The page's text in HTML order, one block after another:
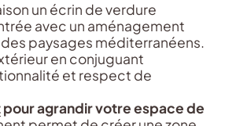
un écrin de verdure
avec un aménagement
paysages méditerranéens.
en conjuguant
et respect de
pour agrandir votre espace de